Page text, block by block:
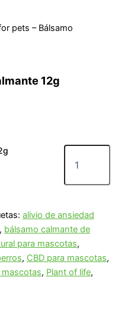
pets – Bálsamo
12g
alivio de ansiedad
, bálsamo calmante de
para mascotas,
, CBD para mascotas,
mascotas, Plant of life,